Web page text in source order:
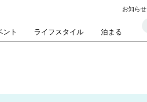
お知らせ
ント ライフスタイル 泊まる